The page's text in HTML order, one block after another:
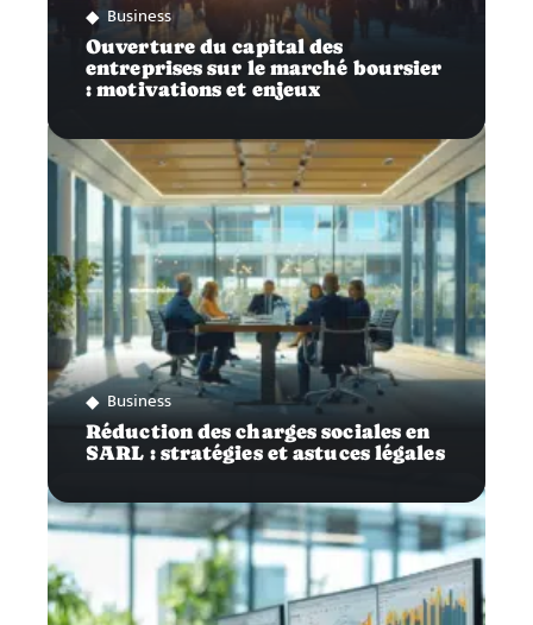
Business
Ouverture du capital des
entreprises sur le marché boursier
: motivations et enjeux
Business
Réduction des charges sociales en
SARL : stratégies et astuces légales